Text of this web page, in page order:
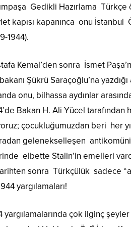
Gedikli Hazırlama
kapısı kapanınca onu
1944).
Kemal’den sonra İsmet
Şükrü Saraçoğlu’na
onu, bilhassa aydınlar
Bakan H. Ali Yücel
çocukluğumuzdan beri her
gelenekselleşen
elbette Stalin’in emelleri
sonra Türkçülük sadece
yargılamaları!
yargılamalarında çok ilginç